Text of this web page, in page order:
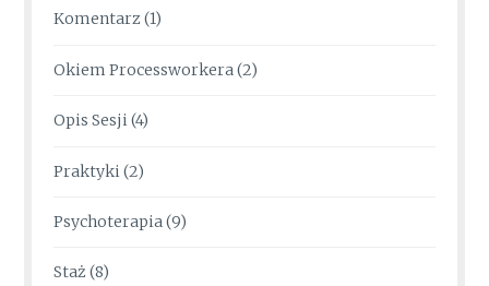
Komentarz (1)
Okiem Processworkera(2)
Opis Sesji(4)
Praktyki(2)
Psychoterapia(9)
Staż (8)